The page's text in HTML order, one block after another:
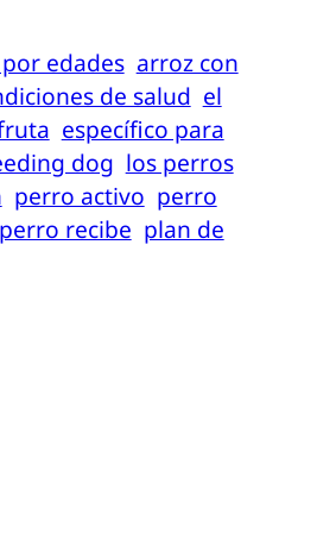
edades arroz con
de salud el
específico para
dog los perros
perro activo perro
perro recibe plan de